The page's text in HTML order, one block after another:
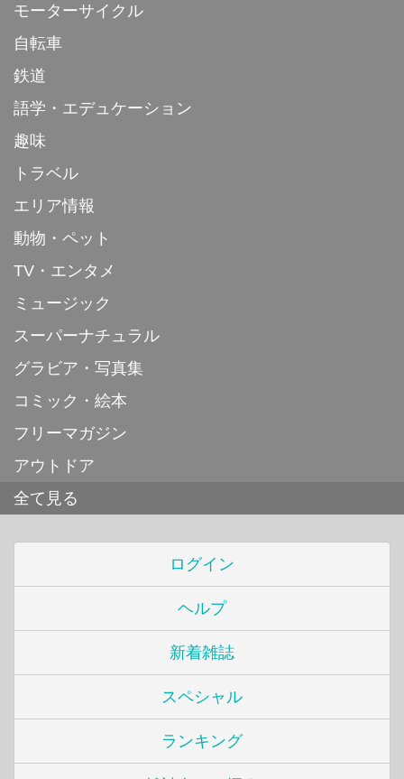
モーターサイクル
自転車
鉄道
語学・エデュケーション
趣味
トラベル
エリア情報
動物・ペット
TV・エンタメ
ミュージック
スーパーナチュラル
グラビア・写真集
コミック・絵本
フリーマガジン
アウトドア
全て見る
ログイン
ヘルプ
新着雑誌
スペシャル
ランキング